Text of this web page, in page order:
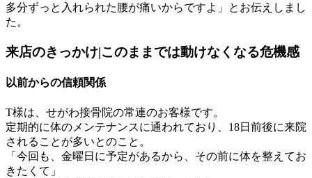
多分ずっと入れられた腰が痛いからですよ」とお伝えしまし
た。
来店のきっかけ|このままでは動けなくなる危機感
以前からの信頼関係
T様は、せがわ接骨院の常連のお客様です。
定期的に体のメンテナンスに通われており、18日前後に来院
されることが多いとのこと。
「今回も、金曜日に予定があるから、その前に体を整えてお
きたくて」